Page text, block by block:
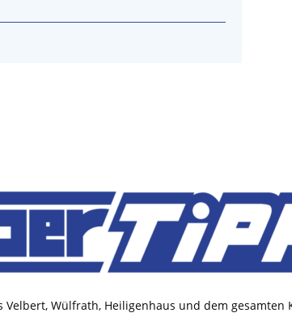
Velbert, Wülfrath, Heiligenhaus und dem gesamten